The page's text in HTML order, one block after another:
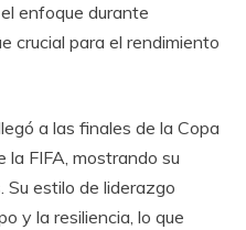
enfoque durante
crucial para el rendimiento
a las finales de la Copa
la FIFA, mostrando su
Su estilo de liderazgo
y la resiliencia, lo que